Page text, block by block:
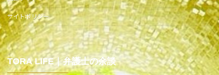
サイトポリシー
TORA LIFE｜弁護士の余談